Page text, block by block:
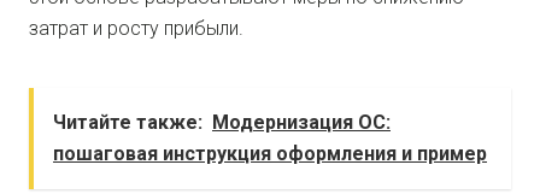
затрат и росту прибыли.
Читайте также: Модернизация ОС:
пошаговая инструкция оформления и пример